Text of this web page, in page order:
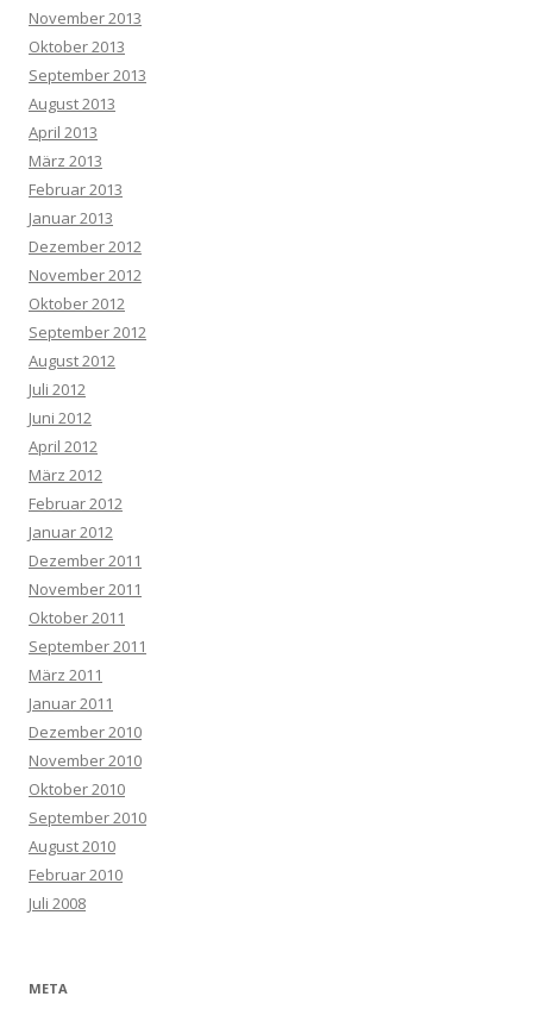
November 2013
Oktober 2013
September 2013
August 2013
April 2013
März 2013
Februar 2013
Januar 2013
Dezember 2012
November 2012
Oktober 2012
September 2012
August 2012
Juli 2012
Juni 2012
April 2012
März 2012
Februar 2012
Januar 2012
Dezember 2011
November 2011
Oktober 2011
September 2011
März 2011
Januar 2011
Dezember 2010
November 2010
Oktober 2010
September 2010
August 2010
Februar 2010
Juli 2008
META